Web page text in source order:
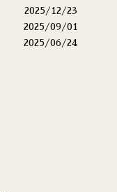
2025/12/23
2025/09/01
2025/06/24